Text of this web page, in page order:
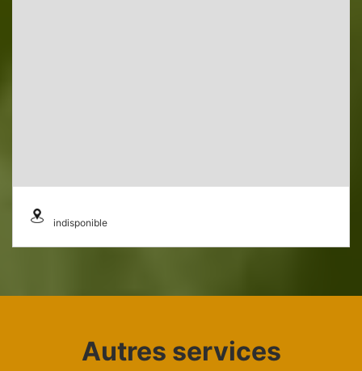
indisponible
Autres services